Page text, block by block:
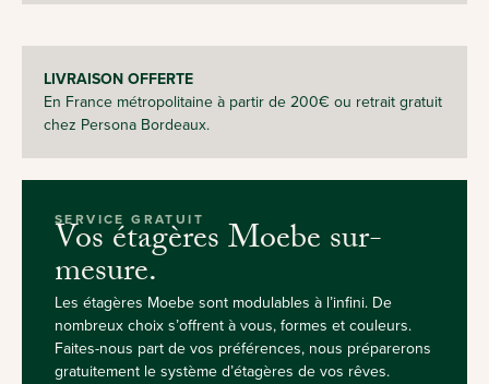
LIVRAISON OFFERTE
En France métropolitaine à partir de 200€ ou retrait gratuit
chez Persona Bordeaux.
SERVICE GRATUIT
Vos étagères Moebe sur-
mesure.
Les étagères Moebe sont modulables à l’infini. De
nombreux choix s’offrent à vous, formes et couleurs.
Faites-nous part de vos préférences, nous préparerons
gratuitement le système d’étagères de vos rêves.